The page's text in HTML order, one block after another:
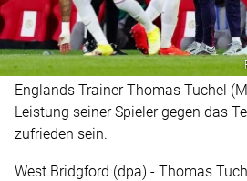
Englands Trainer Thomas Tuchel
Leistung seiner Spieler gegen das
zufrieden sein.
West Bridgford (dpa) - Thomas